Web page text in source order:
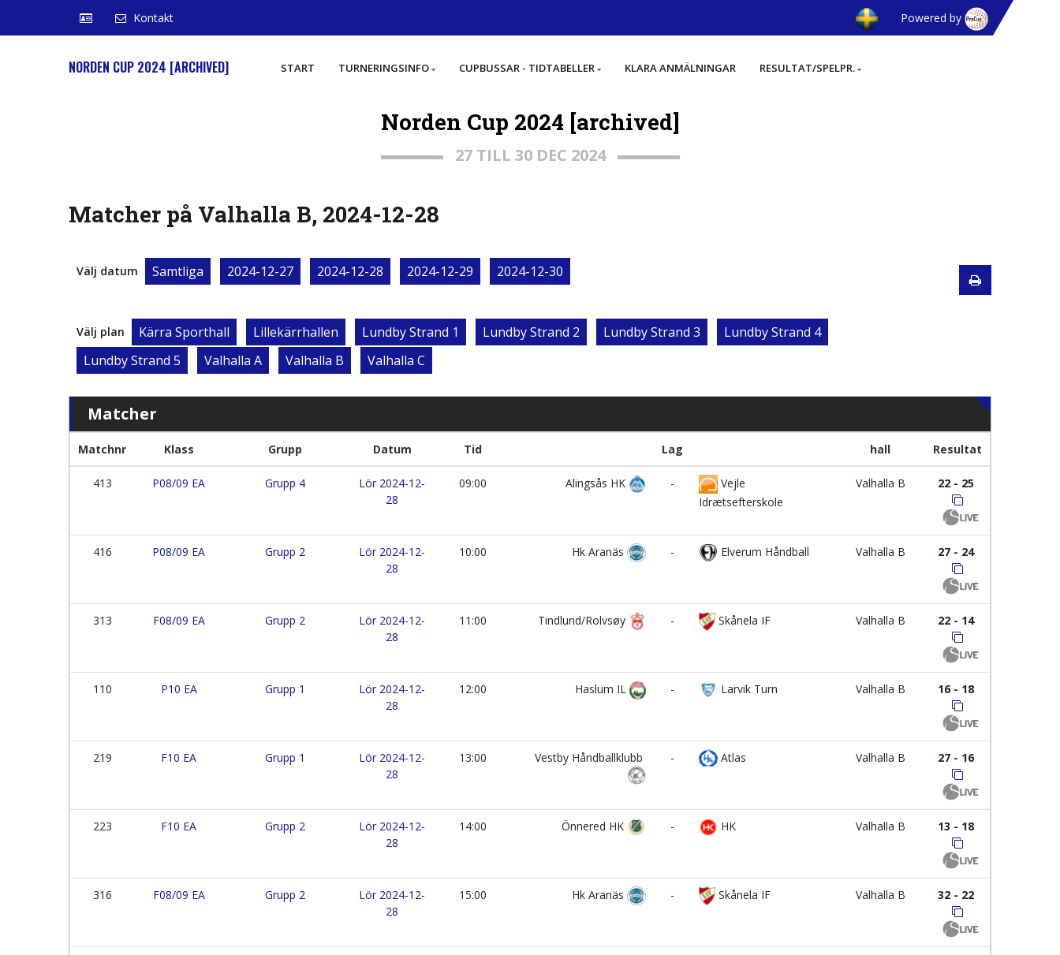
Kontakt Powered by
NORDEN CUP 2024 [ARCHIVED] START TURNERINGSINFO CUPBUSSAR - TIDTABELLER KLARA ANMÄLNINGAR RESULTAT/SPELPR.
Norden Cup 2024 [archived]
27 TILL 30 DEC 2024
Matcher på Valhalla B, 2024-12-28
Välj datum Samtliga 2024-12-27 2024-12-28 2024-12-29 2024-12-30
Välj plan Kärra Sporthall Lillekärrhallen Lundby Strand 1 Lundby Strand 2 Lundby Strand 3
Lundby Strand 4
Lundby Strand 5
Valhalla A Valhalla B Valhalla C
Matcher
Matchnr Klass Grupp Datum Tid Lag hall Resultat
413 P08/09 EA Grupp 4
Lör 2024-12-
28
09:00 Alingsås HK -
Vejle
Idrætsefterskole
Valhalla B 22 - 25
416 P08/09 EA Grupp 2
Lör 2024-12-
28
10:00 Hk Aranäs - Elverum Håndball Valhalla B 27 - 24
313 F08/09 EA Grupp 2
Lör 2024-12-
28
11:00 Tindlund/Rolvsøy - Skånela IF Valhalla B 22 - 14
110 P10 EA Grupp 1
Lör 2024-12-
28
12:00 Haslum IL - Larvik Turn Valhalla B 16 - 18
219 F10 EA Grupp 1
Lör 2024-12-
28
13:00 Vestby Håndballklubb - Atlas Valhalla B 27 - 16
223 F10 EA Grupp 2
Lör 2024-12-
28
14:00 Önnered HK - HK Valhalla B 13 - 18
316 F08/09 EA Grupp 2
Lör 2024-12-
28
15:00 Hk Aranäs - Skånela IF Valhalla B 32 - 22